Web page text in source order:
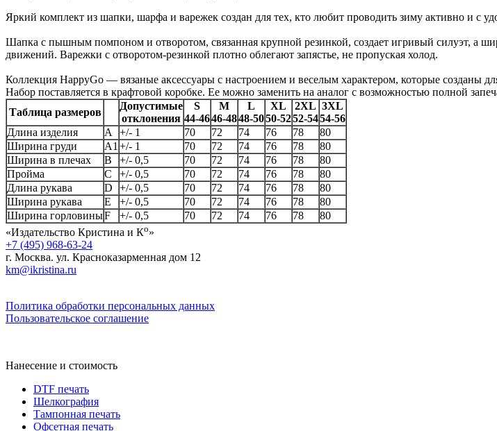
Яркий комплект из шапки, шарфа и варежек создан для тех, кто любит проводить зиму активно и с
Шапка с пышным помпоном и отворотом, связанная крупной резинкой, создает игривый силуэт, а
движений. Варежки с отворотом-резинкой плотно облегают запястье, не пропуская холод.
Коллекция HappyGo — вязаные аксессуары с настроением и веселым характером, которые созданы
Набор поставляется в крафтовой коробке. Ее можно заменить на аналог с возможностью полной
Таблица размеров
Допустимые
отклонения
S
44-46
M
46-48
L
48-50
XL
50-52
2XL
52-54
3XL
54-56
Длина изделия
А +/- 1 70 72 74 76 78
80
Ширина груди
А1 +/- 1 70 72 74 76 78
80
Ширина в плечах
B +/- 0,5 70 72 74 76 78
80
Пройма
C +/- 0,5 70 72 74 76 78
80
Длина рукава
D +/- 0,5 70 72 74 76 78
80
Ширина рукава
E +/- 0,5 70 72 74 76 78
80
Ширина горловиныF +/- 0,5 70 72 74 76 78
80
«Издательство Кристина и Ко»
+7 (495) 968-63-24
г. Москва. ул. Красноказарменная дом 12
km@ikristina.ru
Политика обработки персональных данных
Пользовательское соглашение
Нанесение и стоимость
DTF печать
Шелкография
Тампонная печать
Офсетная печать